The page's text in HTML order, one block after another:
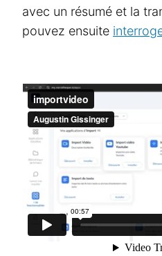
avec un résumé et la
pouvez ensuite